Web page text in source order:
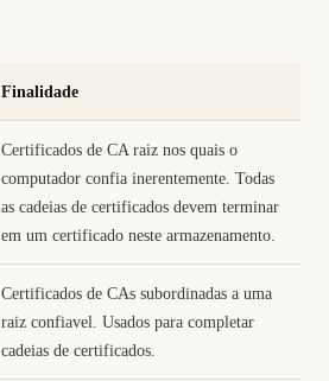
Finalidade
Certificados de CA raiz nos quais o
computador confia inerentemente. Todas
as cadeias de certificados devem terminar
em um certificado neste armazenamento.
Certificados de CAs subordinadas a uma
raiz confiavel. Usados para completar
cadeias de certificados.